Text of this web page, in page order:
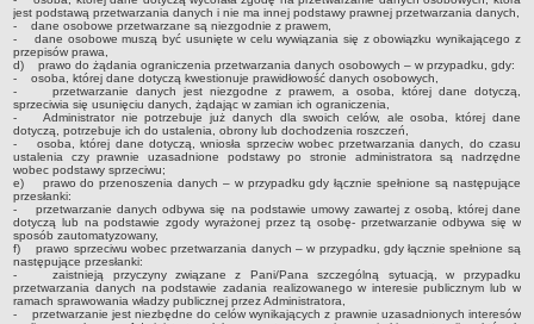
Plan pracy komisji rewizyjnej
Sesje Rady Gminy Rypin
PRAWO LOKALNE
Statut
Strategia rozwoju
Uchwały
Projekty uchwał
Protokoły
Imienne wykazy głosowań radnych
Postać dokumentów
Akty Prawne, Dzienniki Ustaw, Monitory Polskie
jest podstawą przetwarzania danych i nie ma innej podstawy prawnej przetwarzania danych,
- dane osobowe przetwarzane są niezgodnie z prawem,
- dane osobowe muszą być usunięte w celu wywiązania się z obowiązku wynikającego z
przepisów prawa,
d) prawo do żądania ograniczenia przetwarzania danych osobowych – w przypadku, gdy:
- osoba, której dane dotyczą kwestionuje prawidłowość danych osobowych,
- przetwarzanie danych jest niezgodne z prawem, a osoba, której dane dotyczą,
sprzeciwia się usunięciu danych, żądając w zamian ich ograniczenia,
- Administrator nie potrzebuje już danych dla swoich celów, ale osoba, której dane
dotyczą, potrzebuje ich do ustalenia, obrony lub dochodzenia roszczeń,
- osoba, której dane dotyczą, wniosła sprzeciw wobec przetwarzania danych, do czasu
ustalenia czy prawnie uzasadnione podstawy po stronie administratora są nadrzędne
wobec podstawy sprzeciwu;
e) prawo do przenoszenia danych – w przypadku gdy łącznie spełnione są następujące
przesłanki:
- przetwarzanie danych odbywa się na podstawie umowy zawartej z osobą, której dane
dotyczą lub na podstawie zgody wyrażonej przez tą osobę- przetwarzanie odbywa się w
sposób zautomatyzowany,
f) prawo sprzeciwu wobec przetwarzania danych – w przypadku, gdy łącznie spełnione są
następujące przesłanki:
- zaistnieją przyczyny związane z Pani/Pana szczególną sytuacją, w przypadku
przetwarzania danych na podstawie zadania realizowanego w interesie publicznym lub w
ramach sprawowania władzy publicznej przez Administratora,
- przetwarzanie jest niezbędne do celów wynikających z prawnie uzasadnionych interesów